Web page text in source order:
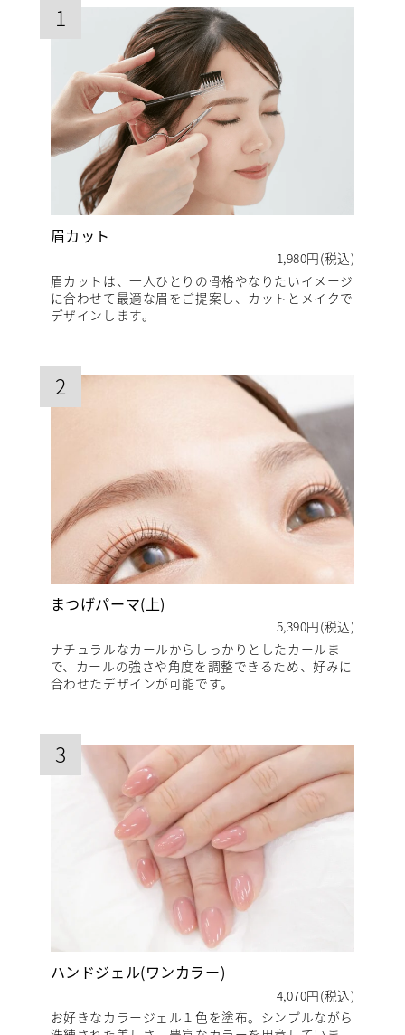
1
眉カット
1,980円(税込)
眉カットは、一人ひとりの骨格やなりたいイメージ
に合わせて最適な眉をご提案し、カットとメイクで
デザインします。
2
まつげパーマ(上)
5,390円(税込)
ナチュラルなカールからしっかりとしたカールま
で、カールの強さや角度を調整できるため、好みに
合わせたデザインが可能です。
3
ハンドジェル(ワンカラー)
4,070円(税込)
お好きなカラージェル１色を塗布。シンプルながら